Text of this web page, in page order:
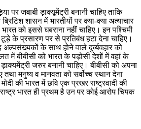
पर जबाबी ड़ाक्यूमेंट्री बनानी चाहिए ताकि
शासन में भारतीयों पर क्या-क्या अत्याचार
को इससे घबराना नहीं चाहिए। इन पश्चिमी
के प्रसारण पर से प्रतिबंध हटा देना चाहिए।
अल्पसंख्यकों के साथ होने वाले दुर्व्यवहार को
में बीबीसी को भारत के पड़ोसी देशों में वहां के
जरुर बनानी चाहिए। बीबीसी को अपना
तथा मनुष्य व मानवता को सर्वोच्च स्थान देना
की भारत में छवि एक प्रखर राष्ट्रवादी की
भारत ही प्रथम है उन पर कोई आरोप चिपक